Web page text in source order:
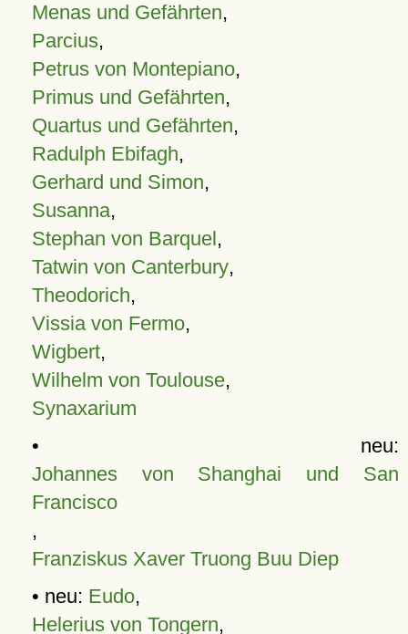
Menas und Gefährten,
Parcius,
Petrus von Montepiano,
Primus und Gefährten,
Quartus und Gefährten,
Radulph Ebifagh,
Gerhard und Simon,
Susanna,
Stephan von Barquel,
Tatwin von Canterbury,
Theodorich,
Vissia von Fermo,
Wigbert,
Wilhelm von Toulouse,
Synaxarium
• neu:
Johannes von Shanghai und San
Francisco
,
Franziskus Xaver Truong Buu Diep
• neu: Eudo,
Helerius von Tongern,